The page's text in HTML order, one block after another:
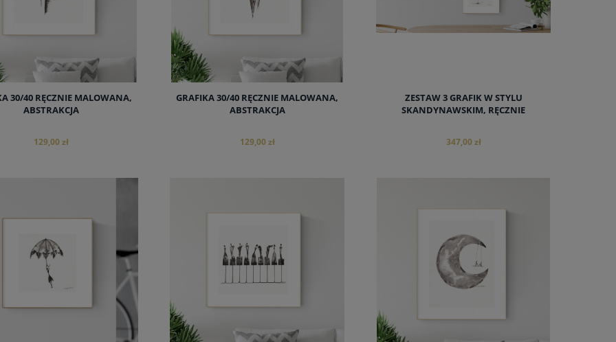
30/40 RĘCZNIE MALOWANA,
ABSTRAKCJA
129,00 zł
GRAFIKA 30/40 RĘCZNIE MALOWANA,
ABSTRAKCJA
129,00 zł
ZESTAW 3 GRAFIK W STYLU
SKANDYNAWSKIM, RĘCZNIE
347,00 zł